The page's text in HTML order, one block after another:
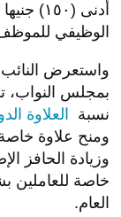
أدنى
الوظيفي للموظف في
واستعرض
بمجلس النواب،
نسبة
العلاوة
ومنح علاوة خاصة
وزيادة الحافز
خاصة للعاملين
العام.